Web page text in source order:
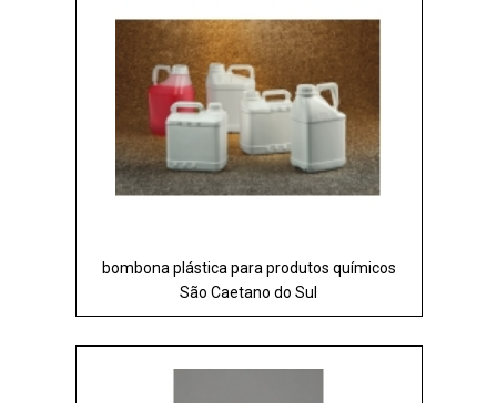
bombona plástica para produtos químicos
São Caetano do Sul